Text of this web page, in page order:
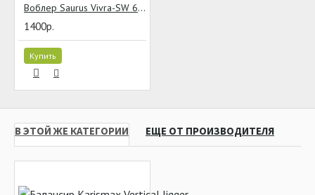
Воблер Saurus Vivra-SW 65 15 гр #151
1400р.
Купить
В ЭТОЙ ЖЕ КАТЕГОРИИ ЕЩЕ ОТ ПРОИЗВОДИТЕЛЯ